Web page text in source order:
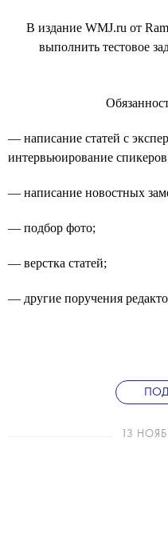
В издание WMJ.ru от
выполнить тестовое
— написание статей с
интервьюирование
— написание новостных
— подбор фото;
— верстка статей;
— другие поручения
13